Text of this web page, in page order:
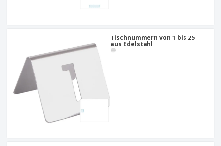
Tischnummern von 1 bis 25
aus Edelstahl